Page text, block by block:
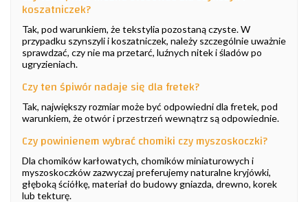
koszatniczek?
Tak, pod warunkiem, że tekstylia pozostaną czyste. W
przypadku szynszyli i koszatniczek, należy szczególnie uważnie
sprawdzać, czy nie ma przetarć, luźnych nitek i śladów po
ugryzieniach.
Czy ten śpiwór nadaje się dla fretek?
Tak, największy rozmiar może być odpowiedni dla fretek, pod
warunkiem, że otwór i przestrzeń wewnątrz są odpowiednie.
Czy powinienem wybrać chomiki czy myszoskoczki?
Dla chomików karłowatych, chomików miniaturowych i
myszoskoczków zazwyczaj preferujemy naturalne kryjówki,
głęboką ściółkę, materiał do budowy gniazda, drewno, korek
lub tekturę.